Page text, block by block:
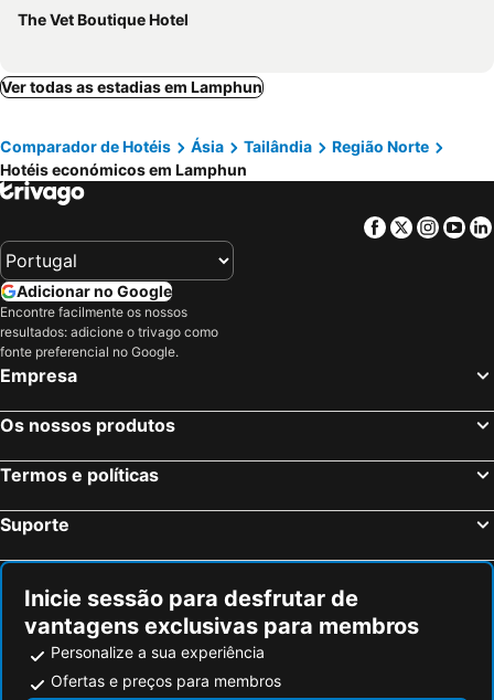
The Vet Boutique Hotel
Ver todas as estadias em Lamphun
Comparador de Hotéis Ásia Tailândia
Região Norte
Hotéis económicos em Lamphun
Facebook
Twitter
Adicionar no Google
Encontre facilmente os nossos
resultados: adicione o trivago como
fonte preferencial no Google.
Empresa
Os nossos produtos
Termos e políticas
Suporte
Inicie sessão para desfrutar de
vantagens exclusivas para membros
Personalize a sua experiência
Ofertas e preços para membros